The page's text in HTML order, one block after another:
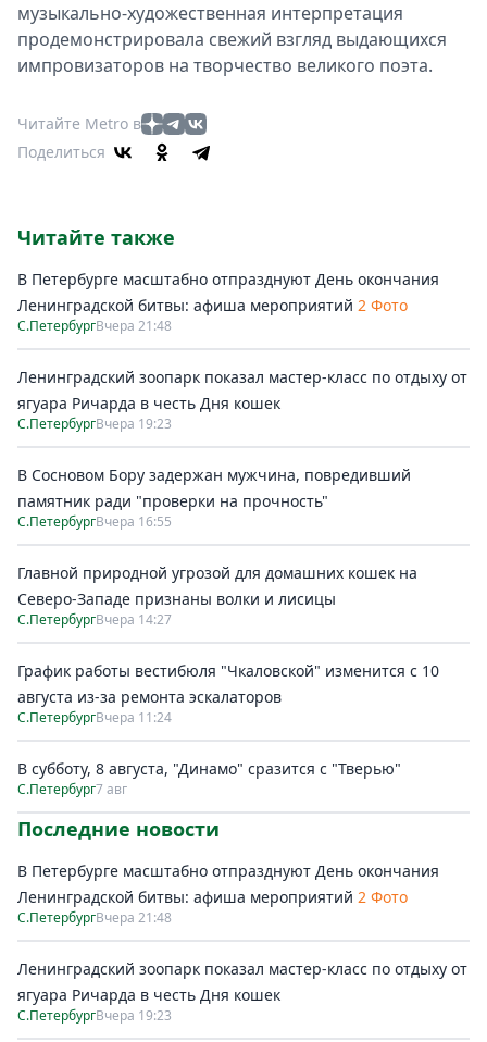
музыкально-художественная интерпретация
продемонстрировала свежий взгляд выдающихся
импровизаторов на творчество великого поэта.
Читайте Metro в
Поделиться
Читайте также
В Петербурге масштабно отпразднуют День окончания
Ленинградской битвы: афиша мероприятий 2 Фото
С.ПетербургВчера 21:48
Ленинградский зоопарк показал мастер-класс по отдыху от
ягуара Ричарда в честь Дня кошек
С.ПетербургВчера 19:23
В Сосновом Бору задержан мужчина, повредивший
памятник ради "проверки на прочность"
С.ПетербургВчера 16:55
Главной природной угрозой для домашних кошек на
Северо-Западе признаны волки и лисицы
С.ПетербургВчера 14:27
График работы вестибюля "Чкаловской" изменится с 10
августа из-за ремонта эскалаторов
С.ПетербургВчера 11:24
В субботу, 8 августа, "Динамо" сразится с "Тверью"
С.Петербург7 авг
Последние новости
В Петербурге масштабно отпразднуют День окончания
Ленинградской битвы: афиша мероприятий 2 Фото
С.ПетербургВчера 21:48
Ленинградский зоопарк показал мастер-класс по отдыху от
ягуара Ричарда в честь Дня кошек
С.ПетербургВчера 19:23